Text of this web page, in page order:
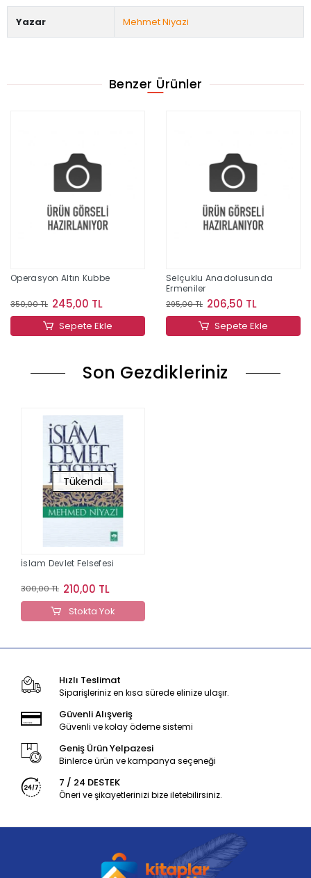
Yazar Mehmet Niyazi
Benzer Ürünler
Operasyon Altın Kubbe
350,00 TL 245,00 TL
Sepete Ekle
Selçuklu Anadolusunda
Ermeniler
295,00 TL 206,50 TL
Sepete Ekle
Son Gezdikleriniz
Tükendi
İslam Devlet Felsefesi
300,00 TL 210,00 TL
Stokta Yok
Hızlı Teslimat
Siparişleriniz en kısa sürede elinize ulaşır.
Güvenli Alışveriş
Güvenli ve kolay ödeme sistemi
Geniş Ürün Yelpazesi
Binlerce ürün ve kampanya seçeneği
7 / 24 DESTEK
Öneri ve şikayetlerinizi bize iletebilirsiniz.